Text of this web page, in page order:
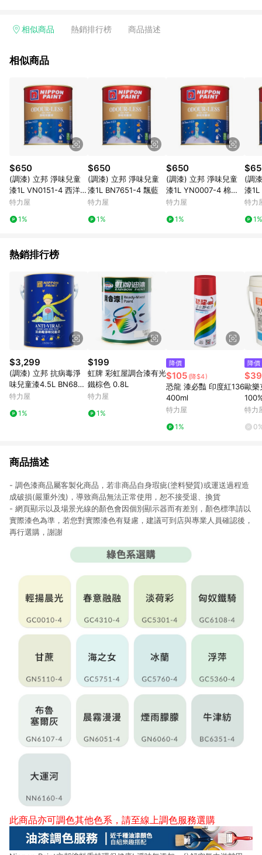
客找到居家修繕、佈置或裝潢時所需；另外，在各家分店內規劃
等各方面進行整合，提升服務質感，期望每一位來店顧客，能輕
結帳流程(Easy to buy)、每次到「特力屋」購物都能得到新的啟
發與靈感(Exciting experience)，同時持續提供消費者居家修繕
最佳解決方案，以創造優質居家環境為首要目標，成為消費者打
造幸福家園時的優先選擇。
相似商品 熱銷排行榜 商品描述
相似商品
$650
(調漆) 立邦 淨味兒童
漆1L VN0151-4 西洋丁
香
特力屋
1%
$650
(調漆) 立邦 淨味兒童
漆1L BN7651-4 飄藍
特力屋
1%
$650
(調漆) 立邦 淨味兒童
漆1L YN0007-4 棉花
糖
特力屋
1%
(調
漆
河
特力
1%
熱銷排行榜
$3,299
(調漆) 立邦 抗病毒淨
味兒童漆4.5L BN6860
-4 紫羅蘭
特力屋
1%
$199
虹牌 彩虹屋調合漆有光
鐵棕色 0.8L
特力屋
1%
降價
$105 (降$4)
恐龍 漆必豔 印度紅136
400ml
特力屋
1%
降價
歐樂
升1
特力
商品描述
- 調色漆商品屬客製化商品，若非商品自身瑕疵(塗料變質)或運送過程造
成破損(嚴重外洩)，導致商品無法正常使用，恕不接受退、換貨
- 網頁顯示以及場景光線的顏色會因個別顯示器而有差別，顏色標準請以
實際漆色為準，若您對實際漆色有疑慮，建議可到店與專業人員確認後，
再行選購，謝謝
此商品亦可調色其他色系，請至線上調色服務選購